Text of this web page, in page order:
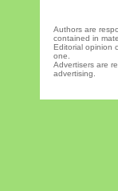
Authors are
contained in
Editorial opinion
one.
Advertisers are
advertising.